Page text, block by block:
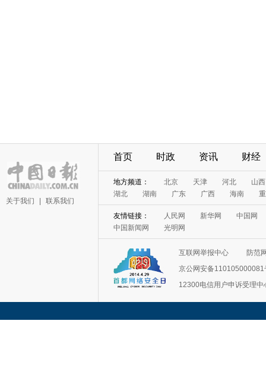
关于我们 联系我们
首页 时政 资讯 财经
地方频道： 北京 天津 河北
山西
湖北
湖南 广东 广西 海南
友情链接： 人民网 新华网
中国网
中国新闻网
光明网
互联网举报中心
防范
京公网安备110105000081
12300电信用户申诉受理中